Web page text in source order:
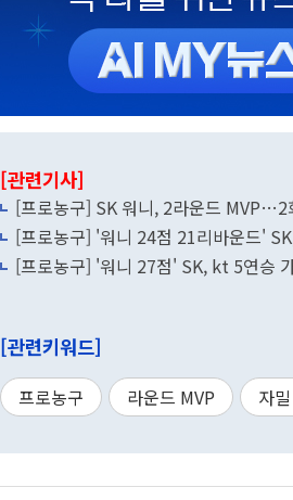
[관련기사]
[프로농구] SK 워니, 2라운드 MVP…2
[프로농구] '워니 24점 21리바운드'
[프로농구] '워니 27점' SK, kt 5연승
[관련키워드]
프로농구 라운드 MVP 자